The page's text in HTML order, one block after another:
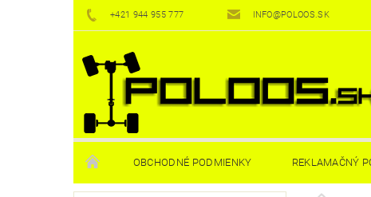
+421 944 955 777 INFO@POLOOS.SK
OBCHODNÉ PODMIENKY REKLAMAČNÝ